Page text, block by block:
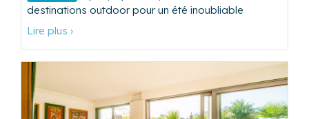
destinations outdoor pour un été inoubliable
Lire plus ›